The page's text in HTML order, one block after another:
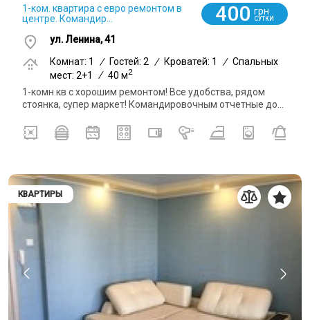
1-ком. квартира с евро ремонтом в
центре. Командир...
400 грн
СУТКИ
ул. Ленина, 41
Комнат: 1
/ Гостей: 2 / Кроватей: 1 / Спальных
мест: 2+1
/ 40 м2
1-комн кв с хорошим ремонтом! Все удобства, рядом
стоянка, супер маркет! Командировочным отчетные до...
КВАРТИРЫ